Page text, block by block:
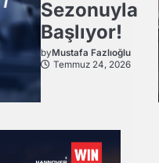
Sezonuyla
Başlıyor!
byMustafa Fazlıoğlu
Temmuz 24, 2026